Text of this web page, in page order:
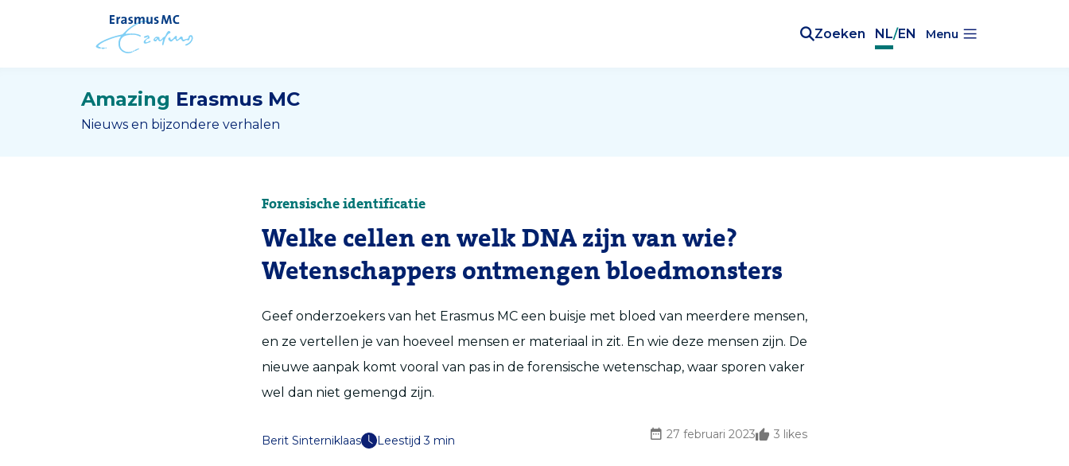
Zoeken NL/EN Menu
Amazing Erasmus MC
Nieuws en bijzondere verhalen
Forensische identificatie
Welke cellen en welk DNA zijn van wie?
Wetenschappers ontmengen bloedmonsters
Geef onderzoekers van het Erasmus MC een buisje met bloed van meerdere mensen,
en ze vertellen je van hoeveel mensen er materiaal in zit. En wie deze mensen zijn. De
nieuwe aanpak komt vooral van pas in de forensische wetenschap, waar sporen vaker
wel dan niet gemengd zijn.
Berit Sinterniklaas Leestijd 3 min 27 februari 2023 3 likes